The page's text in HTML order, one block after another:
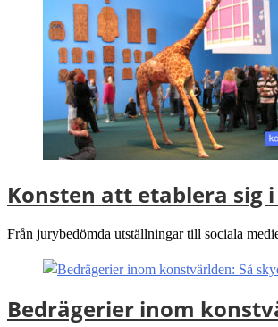
Konsten att etablera
Från jurybedömda utställningar till sociala
Bedrägerier inom